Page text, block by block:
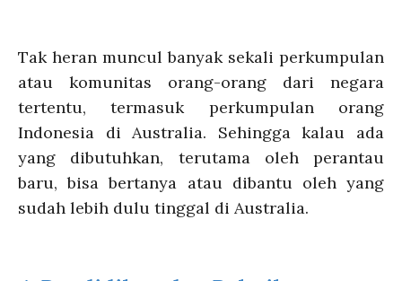
Tak heran muncul banyak sekali perkumpulan
atau komunitas orang-orang dari negara
tertentu, termasuk perkumpulan orang
Indonesia di Australia. Sehingga kalau ada
yang dibutuhkan, terutama oleh perantau
baru, bisa bertanya atau dibantu oleh yang
sudah lebih dulu tinggal di Australia.